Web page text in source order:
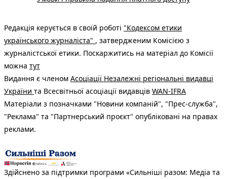
Редакція керується в своїй роботі "Кодексом етики
українського журналіста" , затвердженим Комісією з
журналістської етики. Поскаржитись на матеріал до Комісії
можна тут
Видання є членом Асоціації Незалежні регіональні видавці
України та Всесвітньої асоціації видавців WAN-IFRA
Матеріали з позначками "Новини компаній", "Прес-служба",
"Реклама" та "Партнерський проєкт" опубліковані на правах
реклами.
Здійснено за підтримки програми «Сильніші разом: Медіа та